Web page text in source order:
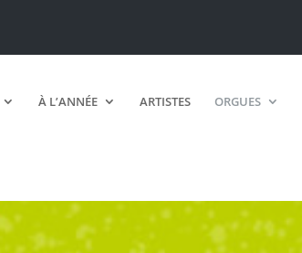
À L’ANNÉE ARTISTES ORGUES